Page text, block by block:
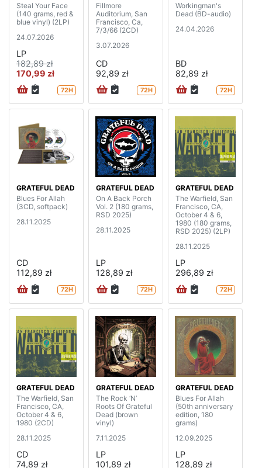
Steal Your Face
(140 grams, red &
blue vinyl) (2LP)
24.07.2026
LP
182,89 zł
170,99 zł
72H
Fillmore
Auditorium, San
Francisco, Ca,
7/3/66 (2CD)
3.07.2026
CD
92,89 zł
72H
Workingman's
Dead (BD-audio)
24.04.2026
BD
82,89 zł
72H
GRATEFUL DEAD
Blues For Allah
(3CD, softpack)
28.11.2025
CD
112,89 zł
72H
GRATEFUL DEAD
On A Back Porch
Vol. 2 (180 grams,
RSD 2025)
28.11.2025
LP
128,89 zł
72H
GRATEFUL DEAD
The Warfield, San
Francisco, CA,
October 4 & 6,
1980 (180 grams,
RSD 2025) (2LP)
28.11.2025
LP
296,89 zł
72H
GRATEFUL DEAD
The Warfield, San
Francisco, CA,
October 4 & 6,
1980 (2CD)
28.11.2025
CD
74,89 zł
GRATEFUL DEAD
The Rock ‘N’
Roots Of Grateful
Dead (brown
vinyl)
7.11.2025
LP
101,89 zł
GRATEFUL DEAD
Blues For Allah
(50th anniversary
edition, 180
grams)
12.09.2025
LP
128,89 zł